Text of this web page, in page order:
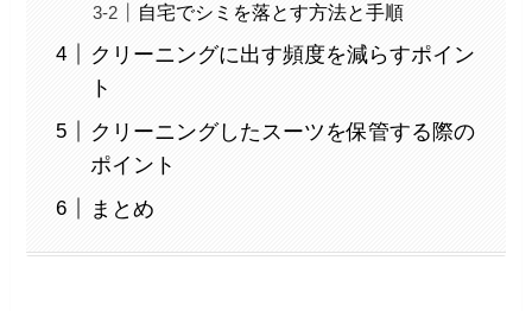
自宅でシミを落とす方法と手順
クリーニングに出す頻度を減らすポイン
ト
クリーニングしたスーツを保管する際の
ポイント​​​​​​
まとめ